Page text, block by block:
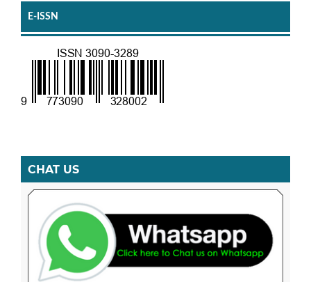
E-ISSN
CHAT US